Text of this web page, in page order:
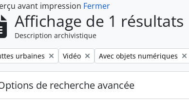
avant impression Fermer
Affichage de 1 résultats
Description archivistique
filter:
urbaines Remove filter:
Vidéo Remove filter:
Avec objets numériques
de recherche avancée